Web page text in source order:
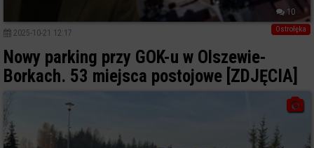
10
Ostrołęka
2025-10-21 12:17
Nowy parking przy GOK-u w Olszewie-
Borkach. 53 miejsca postojowe [ZDJĘCIA]